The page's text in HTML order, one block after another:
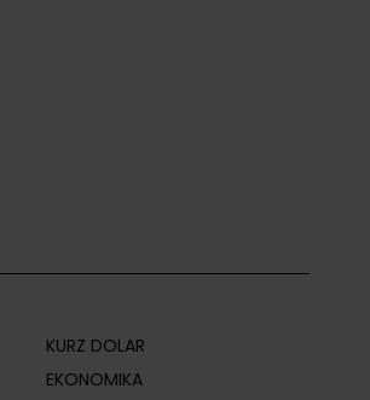
KURZ DOLAR
EKONOMIKA